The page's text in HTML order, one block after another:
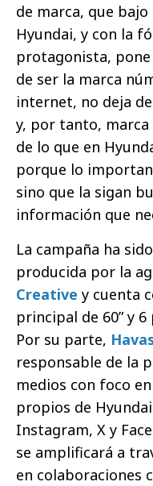
de marca, que
Hyundai, y con la
protagonista,
de ser la marca
internet, no deja
y, por tanto, marca
de lo que en
porque lo
sino que la sigan
información que
La campaña ha
producida por la
Creative y cuenta
principal de 60” y 6
Por su parte,
responsable de la
medios con foco
propios de
Instagram, X y
se amplificará a
en colaboraciones